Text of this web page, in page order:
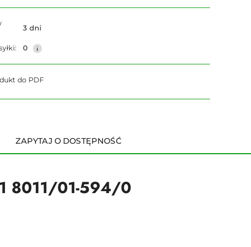
Wyślij
3 dni
0
do PDF
ZAPYTAJ O DOSTĘPNOŚĆ
8011/01-594/0